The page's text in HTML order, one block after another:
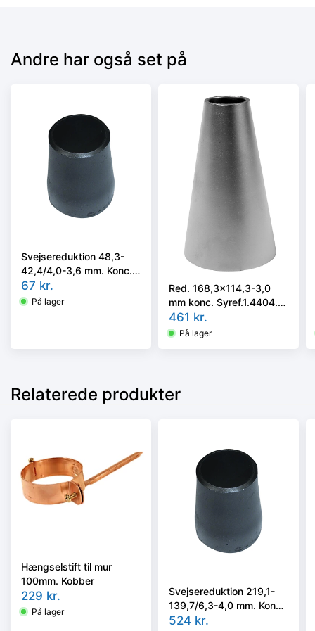
Andre har også set på
Svejsereduktion 48,3-
42,4/4,0-3,6 mm. Konc.
Kval. P235GH, EN 10253-
2 type B
67 kr.
På lager
Red. 168,3x114,3-3,0
mm konc. Syref.1.4404.
ISO 5251/EN10253-3 el.
4 i vort valg
461 kr.
På lager
Relaterede produkter
Hængselstift til mur
100mm. Kobber
229 kr.
På lager
Svejsereduktion 219,1-
139,7/6,3-4,0 mm. Konc.
Slyngr. Faset, Kval.
524 kr.